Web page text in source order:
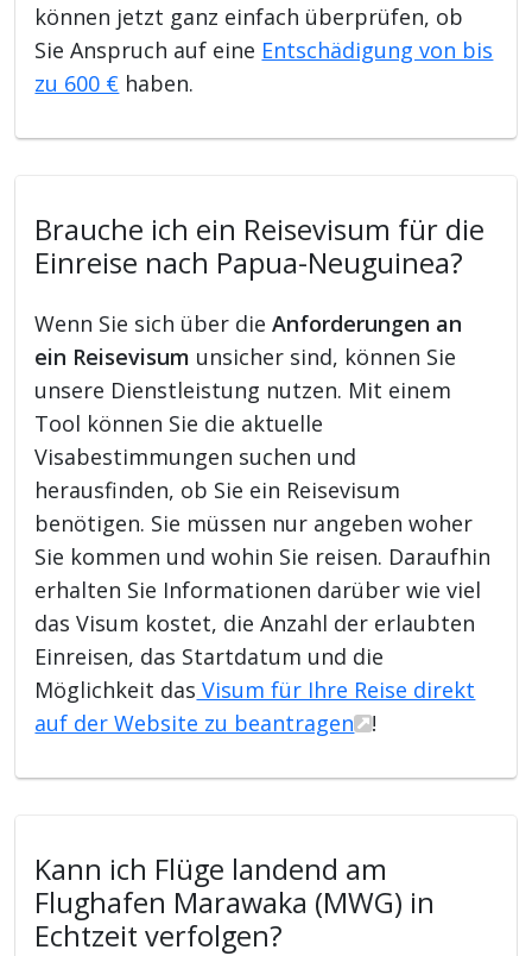
können jetzt ganz einfach überprüfen, ob
Sie Anspruch auf eine Entschädigung von bis
zu 600 € haben.
Brauche ich ein Reisevisum für die
Einreise nach Papua-Neuguinea?
Wenn Sie sich über dieAnforderungen an
ein Reisevisum unsicher sind, können Sie
unsere Dienstleistung nutzen. Mit einem
Tool können Sie die aktuelle
Visabestimmungen suchen und
herausfinden, ob Sie ein Reisevisum
benötigen. Sie müssen nur angeben woher
Sie kommen und wohin Sie reisen. Daraufhin
erhalten Sie Informationen darüber wie viel
das Visum kostet, die Anzahl der erlaubten
Einreisen, das Startdatum und die
Möglichkeit das Visum für Ihre Reise direkt
auf der Website zu beantragen
!
Kann ich Flüge landend am
Flughafen Marawaka (MWG) in
Echtzeit verfolgen?